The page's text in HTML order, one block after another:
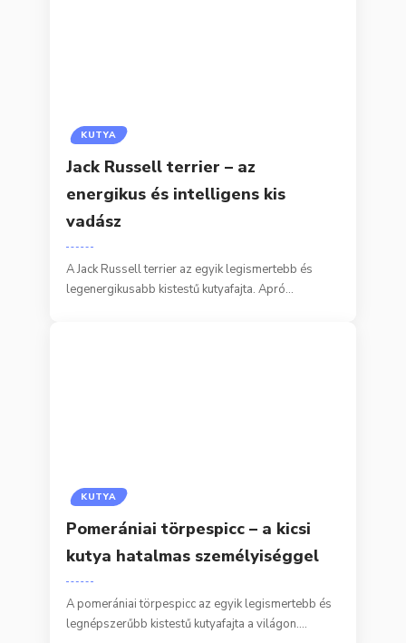
KUTYA
Jack Russell terrier – az
energikus és intelligens kis
vadász
A Jack Russell terrier az egyik legismertebb és
legenergikusabb kistestű kutyafajta. Apró…
KUTYA
Pomerániai törpespicc – a kicsi
kutya hatalmas személyiséggel
A pomerániai törpespicc az egyik legismertebb és
legnépszerűbb kistestű kutyafajta a világon.…